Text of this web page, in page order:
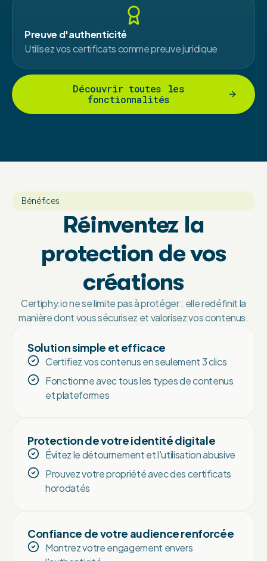
Preuve d'authenticité
Utilisez vos certificats comme preuve juridique
Découvrir toutes les
fonctionnalités
Bénéfices
Réinventez la
protection de vos
créations
Certiphy.io ne se limite pas à protéger : elle redéfinit la
manière dont vous sécurisez et valorisez vos contenus.
Solution simple et efficace
Certifiez vos contenus en seulement 3 clics
Fonctionne avec tous les types de contenus
et plateformes
Protection de votre identité digitale
Évitez le détournement et l'utilisation abusive
Prouvez votre propriété avec des certificats
horodatés
Confiance de votre audience renforcée
Montrez votre engagement envers